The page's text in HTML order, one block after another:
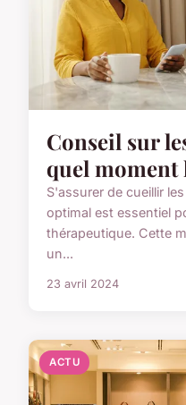
Conseil sur
quel moment
S'assurer de cueillir
optimal est essentiel
thérapeutique. Cette
un...
23 avril 2024
ACTU